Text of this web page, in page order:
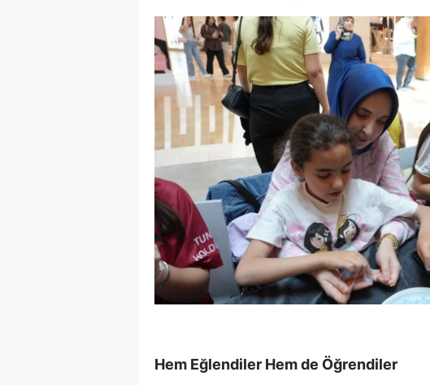
Hem Eğlendiler Hem de Öğrendiler